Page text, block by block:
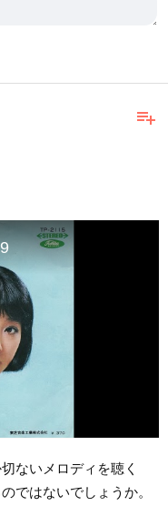
playlist_add
ないメロディを聴く
ではないでしょうか。